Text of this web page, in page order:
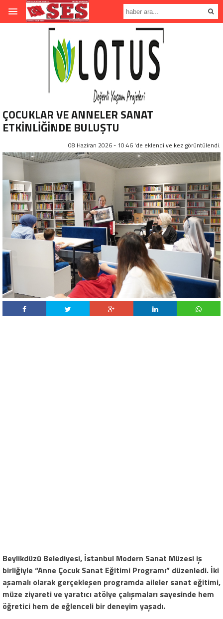
ÇOCUKLAR VE ANNELER SANAT
ETKİNLİĞİNDE BULUŞTU
08 Haziran 2026 - 10:46 'de eklendi ve kez görüntülendi.
Beylikdüzü Belediyesi, İstanbul Modern Sanat Müzesi iş
birliğiyle “Anne Çocuk Sanat Eğitimi Programı” düzenledi. İki
aşamalı olarak gerçekleşen programda aileler sanat eğitimi,
müze ziyareti ve yaratıcı atölye çalışmaları sayesinde hem
öğretici hem de eğlenceli bir deneyim yaşadı.